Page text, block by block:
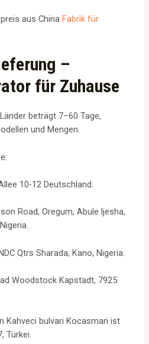
aus ChinaFabrik für
–
für Zuhause
beträgt 7–60 Tage,
und Mengen.
10-12 Deutschland.
Road, Oregum, Abule ljesha,
Qtrs Sharada, Kano, Nigeria.
Woodstock Kapstadt, 7925
Kahveci bulvari Kocasman ist
Türkei.